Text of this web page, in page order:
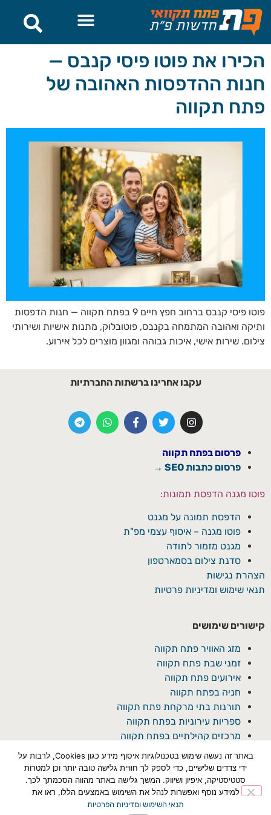
לתוכן
הכירו את פוטו פיסי קנבס —
חנות ההדפסות האהובה של
פתח תקווה
פוטו פיסי קנבס ברחוב חפץ חיים 9 בפתח תקווה — חנות הדפסות
ותיקה ואהובה המתמחה בקנבס, פוטובלוק, מתנות אישיות ושירותי
צילום. שירות אישי, איכות גבוהה ומגוון מוצרים לכל אירוע.
עקבו אחרינו ברשתות החברתיות
פרסום בפתח תקווה
פרסום כתבות SEO →
פוטו מגנה הדפסת תמונות:
הדפסת תמונה על מגנט
פוטו מגנה – איסוף עצמי מפ"ת
מגנט מזמור לתודה
סדנת צילום בסמארטפון
הצהרת נגישות
תנאי שימוש ומדיניות פרטיות
קישורים שימושים
מזג האוויר פתח תקווה
זמני שבת פתח תקווה
אירועים פתח תקווה
חניה בפתח תקווה
תורנות בתי מרקחת פתח תקווה
ספריות עירוניות בפתח תקווה
מרכזים קהילתיים בפתח תקווה
באתר זה נעשה שימוש בטכנולוגיות איסוף מידע כגון Cookies, לרבות על
ידי צדדים שלישיים, כדי לספק לך חוויית גלישה טובה יותר וכן למטרות
סטטיסטיקה, איפיון ושיווק. המשך גלישה באתר מהווה הסכמתך לכך.
למידע נוסף ואפשרות לנהל את השימוש באמצעים הללו, ראו את
תנאי השימוש ומדיניות הפרטיות